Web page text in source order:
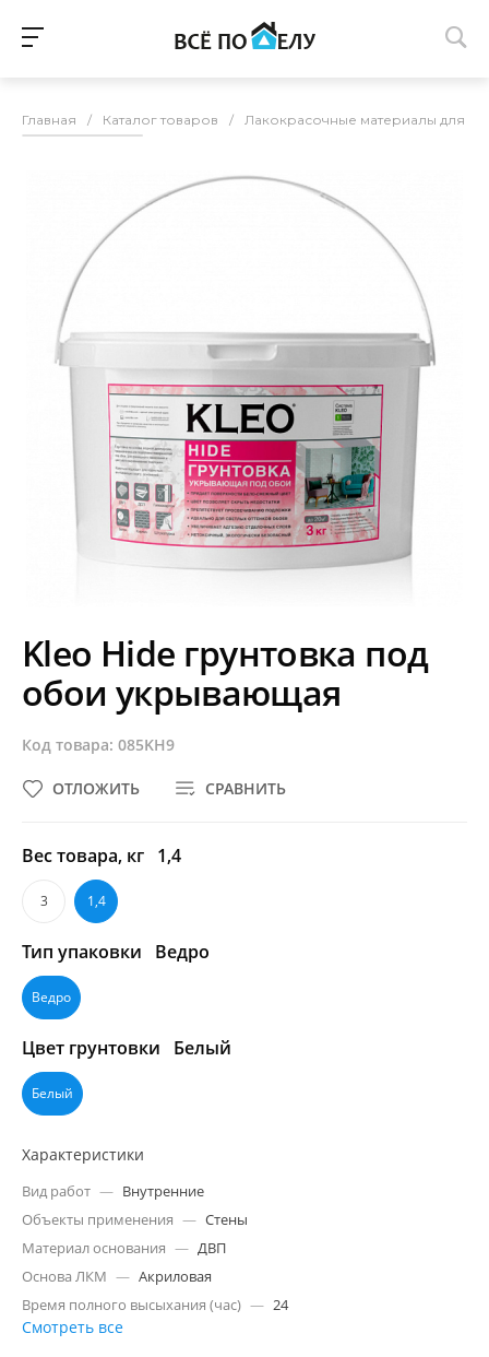
Главная / Каталог товаров / Лакокрасочные материалы для
Kleo Hide грунтовка под
обои укрывающая
Код товара: 085KH9
СРАВНИТЬ
ОТЛОЖИТЬ
Вес товара, кг 1,4
3 1,4
Тип упаковки Ведро
Ведро
Цвет грунтовки Белый
Белый
Характеристики
Вид работ — Внутренние
Объекты применения — Стены
Материал основания — ДВП
Основа ЛКМ — Акриловая
Время полного высыхания (час) — 24
Смотреть все